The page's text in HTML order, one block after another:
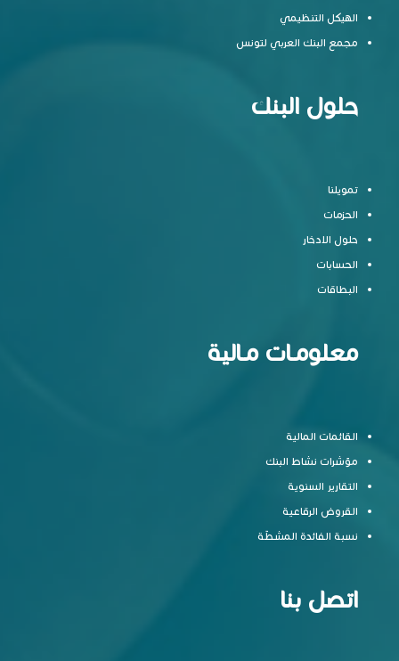
الهيكل التنظيمي
مجمع البنك العربي لتونس
حلول البنك
تمويلنا
الحزمات
حلول الادخار
الحسابات
البطاقات
معلومـات مـالية
القائمات المالية
مؤشرات نشاط البنك
التقارير السنوية
القروض الرقاعية
نسبة الفائدة المشطّة
اتصل بنا